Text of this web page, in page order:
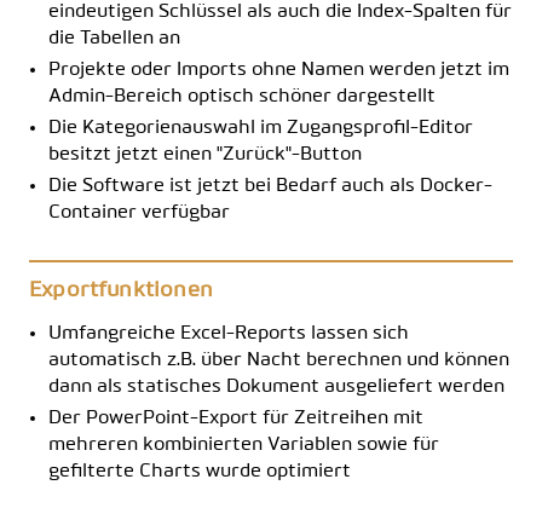
eindeutigen Schlüssel als auch die Index-Spalten für
die Tabellen an
Projekte oder Imports ohne Namen werden jetzt im
Admin-Bereich optisch schöner dargestellt
Die Kategorienauswahl im Zugangsprofil-Editor
besitzt jetzt einen "Zurück"-Button
Die Software ist jetzt bei Bedarf auch als Docker-
Container verfügbar
Exportfunktionen
Umfangreiche Excel-Reports lassen sich
automatisch z.B. über Nacht berechnen und können
dann als statisches Dokument ausgeliefert werden
Der PowerPoint-Export für Zeitreihen mit
mehreren kombinierten Variablen sowie für
gefilterte Charts wurde optimiert